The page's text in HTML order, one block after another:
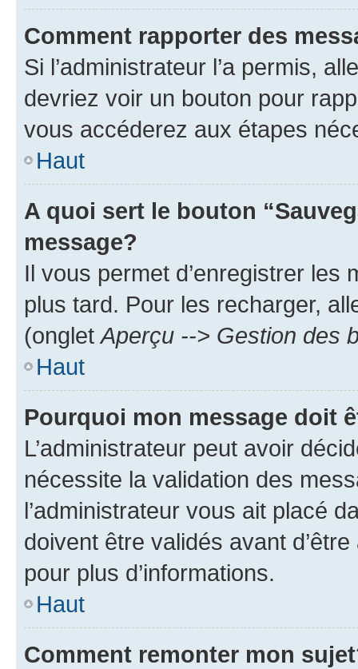
Comment rapporter des
Si l’administrateur l’a permis,
devriez voir un bouton pour
vous accéderez aux étapes
Haut
A quoi sert le bouton
message?
Il vous permet d’enregistrer
plus tard. Pour les recharger,
(onglet Aperçu --> Gestion des
Haut
Pourquoi mon message doit
L’administrateur peut avoir
nécessite la validation des
l’administrateur vous ait placé
doivent être validés avant
pour plus d’informations.
Haut
Comment remonter mon